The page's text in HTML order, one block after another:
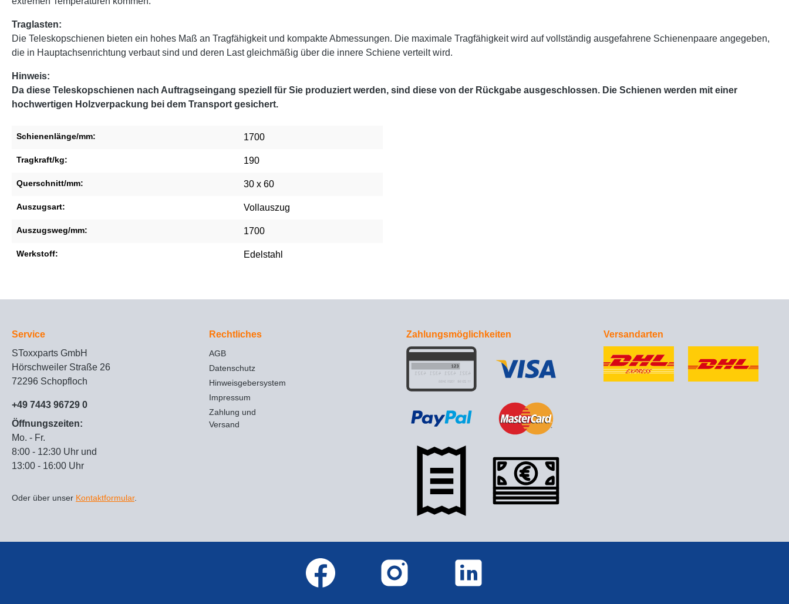
Traglasten:
Die Teleskopschienen bieten ein hohes Maß an Tragfähigkeit und kompakte Abmessungen. Die maximale Tragfähigkeit wird auf vollständig ausgefahrene Schienenpaare angegeben,
die in Hauptachsenrichtung verbaut sind und deren Last gleichmäßig über die innere Schiene verteilt wird.
Hinweis:
Da diese Teleskopschienen nach Auftragseingang speziell für Sie produziert werden, sind diese von der Rückgabe ausgeschlossen. Die Schienen werden mit einer
hochwertigen Holzverpackung bei dem Transport gesichert.
Schienenlänge/mm: 1700
Tragkraft/kg: 190
Querschnitt/mm: 30 x 60
Auszugsart: Vollauszug
Auszugsweg/mm: 1700
Werkstoff: Edelstahl
Service
SToxxparts GmbH
Hörschweiler Straße 26
72296 Schopfloch
+49 7443 96729 0
Öffnungszeiten:
Mo. - Fr.
8:00 - 12:30 Uhr und
13:00 - 16:00 Uhr
Oder über unser Kontaktformular.
Rechtliches
AGB
Datenschutz
Hinweisgebersystem
Impressum
Zahlung und
Versand
Zahlungsmöglichkeiten Versandarten